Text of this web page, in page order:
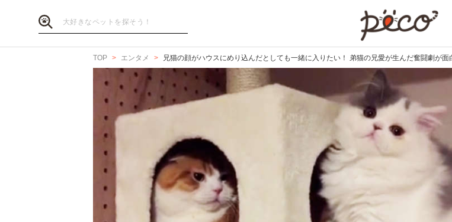
TOP エンタメ 兄猫の顔がハウスにめり込んだとしても一緒に入りたい！ 弟猫の兄愛が生んだ奮闘劇が面